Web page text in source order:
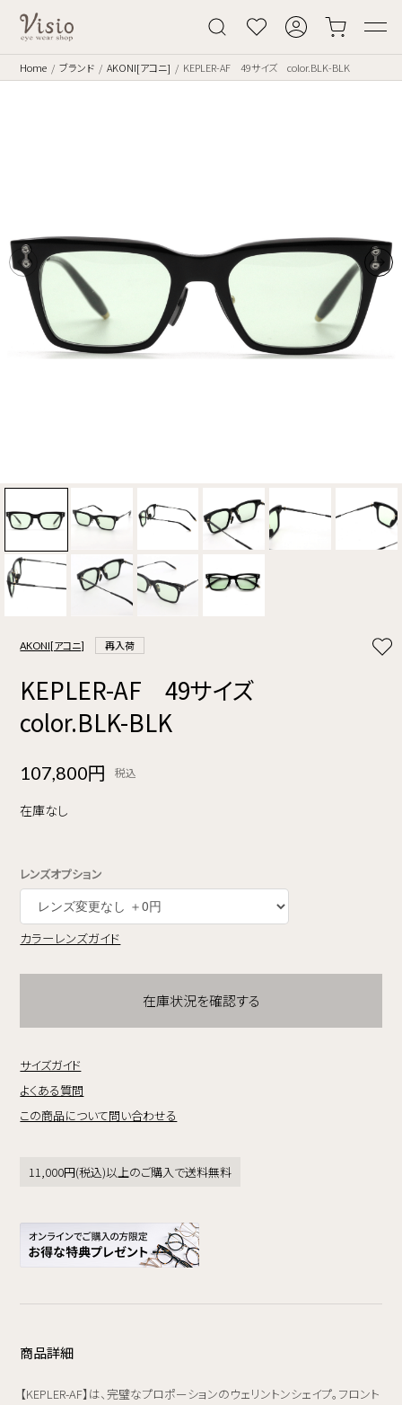
Home ブランド AKONI[アコニ] KEPLER-AF 49サイズ color.BLK-BLK
AKONI[アコニ] 再入荷
KEPLER-AF 49サイズ
color.BLK-BLK
107,800円 税込
在庫なし
レンズオプション
カラーレンズガイド
在庫状況を確認する
サイズガイド
よくある質問
この商品について問い合わせる
11,000円(税込)以上のご購入で送料無料
商品詳細
【KEPLER-AF】は、完璧なプロポーションのウェリントンシェイプ。フロント